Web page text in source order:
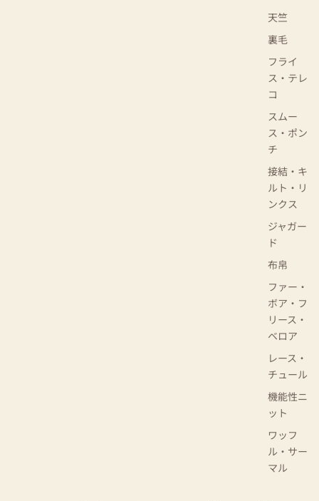
天竺
裏毛
フライ
ス・テレ
コ
スムー
ス・ポン
チ
接結・キ
ルト・リ
ンクス
ジャガー
ド
布帛
ファー・
ボア・フ
リース・
ベロア
レース・
チュール
機能性ニ
ット
ワッフ
ル・サー
マル